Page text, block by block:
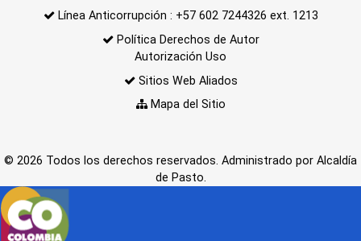
Línea Anticorrupción : +57 602 7244326 ext. 1213
Política Derechos de Autor
Autorización Uso
Sitios Web Aliados
Mapa del Sitio
© 2026 Todos los derechos reservados. Administrado por Alcaldía
de Pasto.